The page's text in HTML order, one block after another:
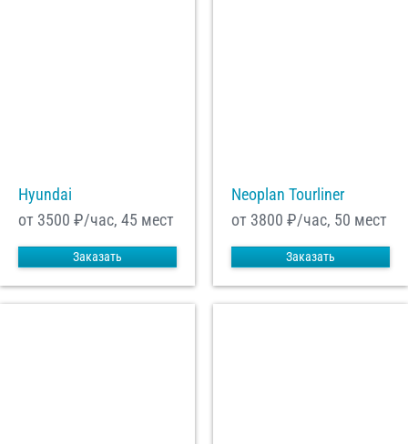
Hyundai
от 3500 ₽/час, 45 мест
Заказать
Neoplan Tourliner
от 3800 ₽/час, 50 мест
Заказать